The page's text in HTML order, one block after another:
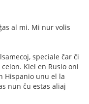
al mi. Mi nur volis
speciale ĉar ĉi
Kiel en Rusio oni
Hispanio unu el la
nun ĉu estas aliaj